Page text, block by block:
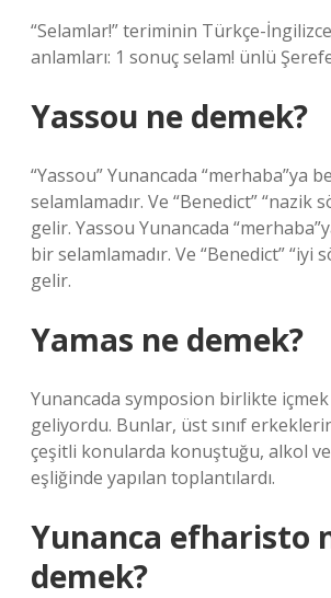
“Selamlar!” teriminin Türkçe-
anlamları: 1 sonuç selam! ünlü
Yassou ne demek?
“Yassou” Yunancada “merhaba”ya
selamlamadır. Ve “Benedict” “nazik
gelir. Yassou Yunancada
bir selamlamadır. Ve “Benedict” “iyi
gelir.
Yamas ne demek?
Yunancada symposion birlikte içmek
geliyordu. Bunlar, üst sınıf
çeşitli konularda konuştuğu, alkol
eşliğinde yapılan toplantılardı.
Yunanca efharisto
demek?